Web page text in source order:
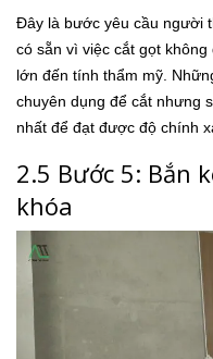
Đây là bước yêu cầu người
có sẵn vì việc cắt gọt
lớn đến tính thẩm mỹ.
chuyên dụng để cắt nhưng
nhất để đạt được độ chính
2.5 Bước 5: Bắn
khóa